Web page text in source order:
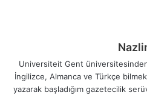
Universiteit Gent
İngilizce, Almanca ve Türkçe
yazarak başladığım gazetecilik